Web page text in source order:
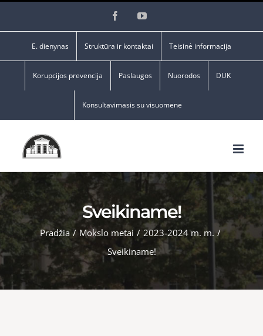
FacebookYouTube
E. dienynas Struktūra ir kontaktai Teisinė informacija
Korupcijos prevencija Paslaugos Nuorodos DUK
Konsultavimasis su visuomene
Sveikiname!
Pradžia / Mokslo metai / 2023-2024 m. m. /
Sveikiname!